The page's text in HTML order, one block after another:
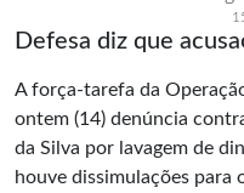
Defesa diz que
A força-tarefa da
ontem (14) denúncia
da Silva por lavagem de
houve dissimulações para